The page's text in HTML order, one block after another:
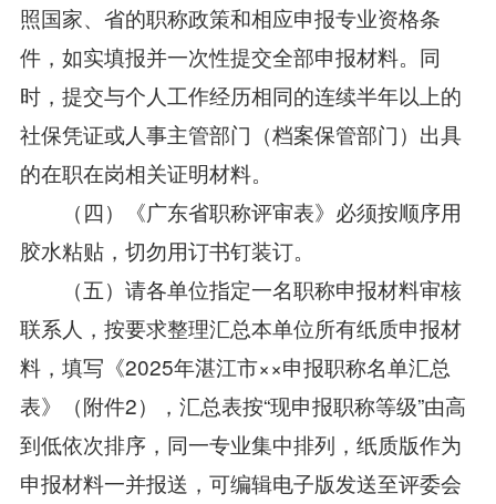
照国家、省的职称政策和相应申报专业资格条
件，如实填报并一次性提交全部申报材料。同
时，提交与个人工作经历相同的连续半年以上的
社保凭证或人事主管部门（档案保管部门）出具
的在职在岗相关证明材料。
（四）《广东省职称评审表》必须按顺序用
胶水粘贴，切勿用订书钉装订。
（五）请各单位指定一名职称申报材料审核
联系人，按要求整理汇总本单位所有纸质申报材
料，填写《2025年湛江市××申报职称名单汇总
表》（附件2），汇总表按“现申报职称等级”由高
到低依次排序，同一专业集中排列，纸质版作为
申报材料一并报送，可编辑电子版发送至评委会